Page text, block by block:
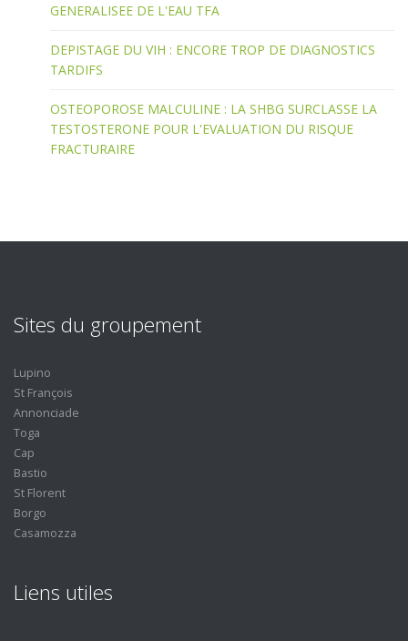
GENERALISEE DE L'EAU TFA
DEPISTAGE DU VIH : ENCORE TROP DE DIAGNOSTICS
TARDIFS
OSTEOPOROSE MALCULINE : LA SHBG SURCLASSE LA
TESTOSTERONE POUR L'EVALUATION DU RISQUE
FRACTURAIRE
Sites du groupement
Lupino
St François
Annonciade
Toga
Cap
Bastio
St Florent
Borgo
Casamozza
Liens utiles